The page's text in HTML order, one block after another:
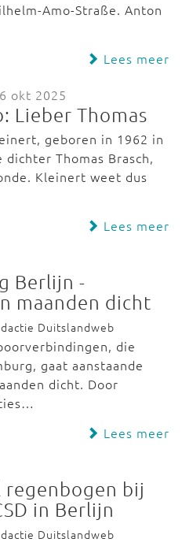
Amo-Straße. Anton
Lees meer
okt 2025
Lieber Thomas
geboren in 1962 in
Thomas Brasch,
Kleinert weet dus
Lees meer
Berlijn -
maanden dicht
Duitslandweb
die
gaat aanstaande
dicht. Door
Lees meer
regenbogen bij
in Berlijn
Duitslandweb